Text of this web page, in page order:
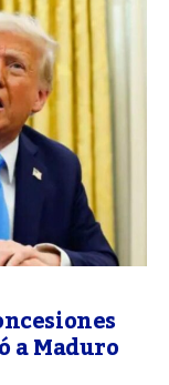
a Maduro